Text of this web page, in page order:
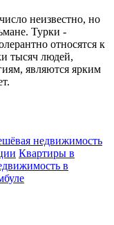
неизвестно, но
Турки -
относятся к
тысяч людей,
являются ярким
недвижимость
Квартиры в
в